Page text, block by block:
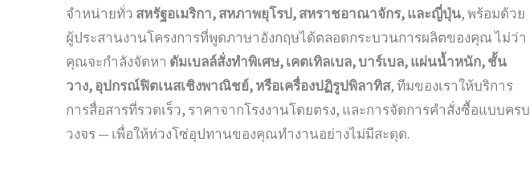
จำหน่ายทั่ว สหรัฐอเมริกา, สหภาพยุโรป, สหราชอาณาจักร, และญี่ปุ่น, พร้อมด้วย
ผู้ประสานงานโครงการที่พูดภาษาอังกฤษได้ตลอดกระบวนการผลิตของคุณ ไม่ว่า
คุณจะกำลังจัดหา ดัมเบลล์สั่งทำพิเศษ, เคตเทิลเบล, บาร์เบล, แผ่นน้ำหนัก, ชั้น
วาง, อุปกรณ์ฟิตเนสเชิงพาณิชย์, หรือเครื่องปฏิรูปพิลาทิส, ทีมของเราให้บริการ
การสื่อสารที่รวดเร็ว, ราคาจากโรงงานโดยตรง, และการจัดการคำสั่งซื้อแบบครบ
วงจร — เพื่อให้ห่วงโซ่อุปทานของคุณทำงานอย่างไม่มีสะดุด.